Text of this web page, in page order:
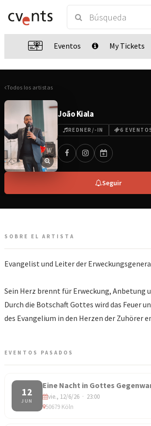
Eventos My Tickets
Todos los artistas
João Kiala
REDNER/-IN 6
Seguir
SOBRE EL ARTISTA
Evangelist und Leiter der
Sein Herz brennt für Erweckung, Anbetung
Durch die Botschaft Gottes wird das Feuer
des Evangelium in den Herzen der Zuhörer
EVENTOS PASADOS
12
JUN
Eine Nacht in Gottes
vie., 12/6/26 · 23:00
50679 Köln